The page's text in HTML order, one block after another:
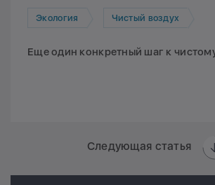
Экология Чистый воздух
Еще один конкретный шаг к
Следующая статья